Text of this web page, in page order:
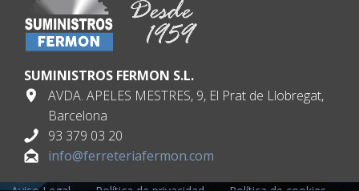
SUMINISTROS FERMON S.L.
AVDA. APELES MESTRES, 9, El Prat de Llobregat,
Barcelona
93 379 03 20
info@ferreteriafermon.com